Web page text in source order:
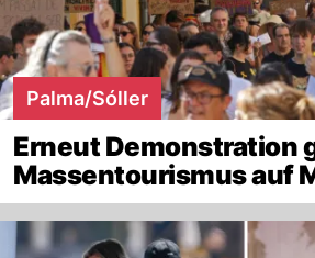
Palma/Sóller
Erneut Demonstration
Massentourismus auf